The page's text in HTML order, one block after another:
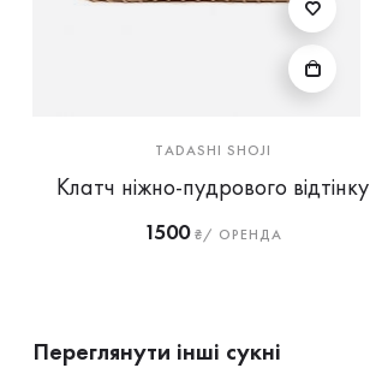
TADASHI SHOJI
Клатч ніжно-пудрового відтінку
1500₴/ ОРЕНДА
Переглянути інші сукні